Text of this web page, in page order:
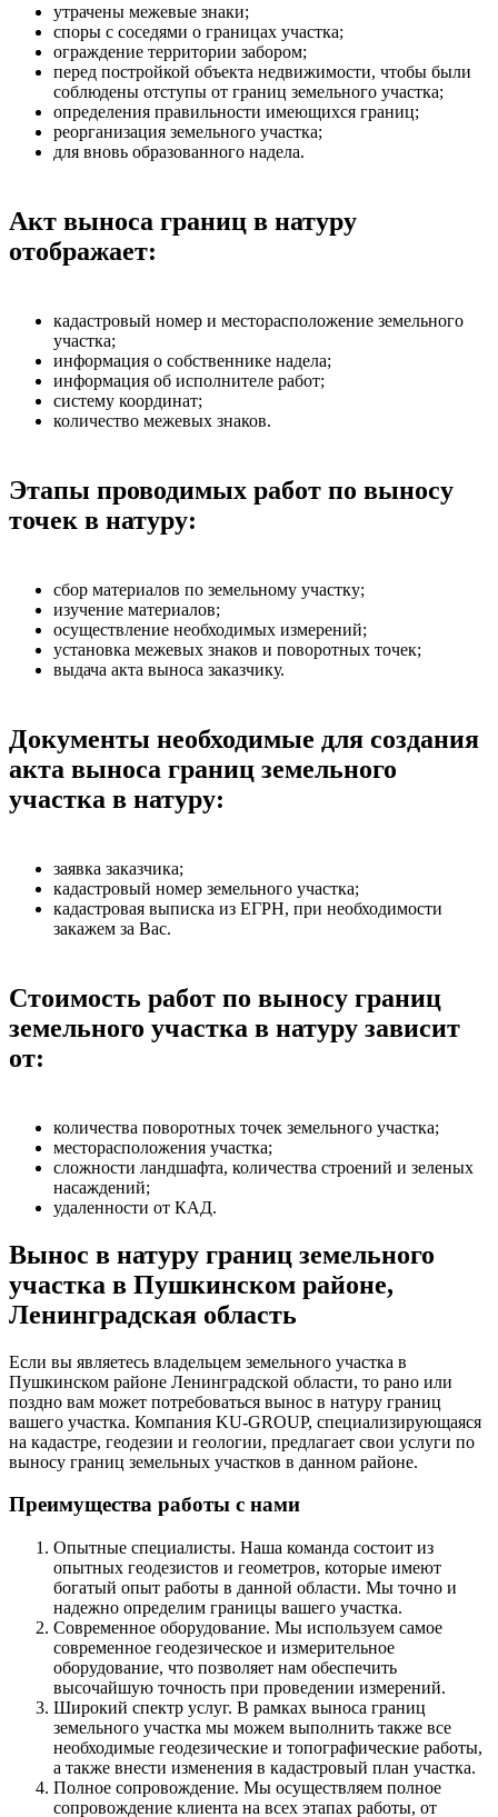
утрачены межевые знаки;
споры с соседями о границах участка;
ограждение территории забором;
перед постройкой объекта недвижимости, чтобы были
соблюдены отступы от границ земельного участка;
определения правильности имеющихся границ;
реорганизация земельного участка;
для вновь образованного надела.
Акт выноса границ в натуру
отображает:
кадастровый номер и месторасположение земельного
участка;
информация о собственнике надела;
информация об исполнителе работ;
систему координат;
количество межевых знаков.
Этапы проводимых работ по выносу
точек в натуру:
сбор материалов по земельному участку;
изучение материалов;
осуществление необходимых измерений;
установка межевых знаков и поворотных точек;
выдача акта выноса заказчику.
Документы необходимые для создания
акта выноса границ земельного
участка в натуру:
заявка заказчика;
кадастровый номер земельного участка;
кадастровая выписка из ЕГРН, при необходимости
закажем за Вас.
Стоимость работ по выносу границ
земельного участка в натуру зависит
от:
количества поворотных точек земельного участка;
месторасположения участка;
сложности ландшафта, количества строений и зеленых
насаждений;
удаленности от КАД.
Вынос в натуру границ земельного
участка в Пушкинском районе,
Ленинградская область
Если вы являетесь владельцем земельного участка в
Пушкинском районе Ленинградской области, то рано или
поздно вам может потребоваться вынос в натуру границ
вашего участка. Компания KU-GROUP, специализирующаяся
на кадастре, геодезии и геологии, предлагает свои услуги по
выносу границ земельных участков в данном районе.
Преимущества работы с нами
Опытные специалисты. Наша команда состоит из
опытных геодезистов и геометров, которые имеют
богатый опыт работы в данной области. Мы точно и
надежно определим границы вашего участка.
Современное оборудование. Мы используем самое
современное геодезическое и измерительное
оборудование, что позволяет нам обеспечить
высочайшую точность при проведении измерений.
Широкий спектр услуг. В рамках выноса границ
земельного участка мы можем выполнить также все
необходимые геодезические и топографические работы,
а также внести изменения в кадастровый план участка.
Полное сопровождение. Мы осуществляем полное
сопровождение клиента на всех этапах работы, от